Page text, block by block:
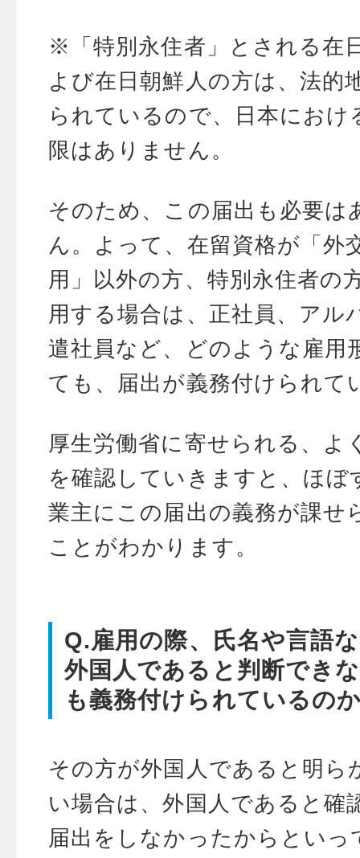
※「特別永住者」とされる在
よび在日朝鮮人の方は、法的
られているので、日本におけ
限はありません。
そのため、この届出も必要は
ん。よって、在留資格が「外
用」以外の方、特別永住者の
用する場合は、正社員、アル
遣社員など、どのような雇用
ても、届出が義務付けられて
厚生労働省に寄せられる、よ
を確認していきますと、ほぼ
業主にこの届出の義務が課せ
ことがわかります。
Q.雇用の際、氏名や言語
外国人であると判断でき
も義務付けられているの
その方が外国人であると明ら
い場合は、外国人であると確
届出をしなかったからといっ